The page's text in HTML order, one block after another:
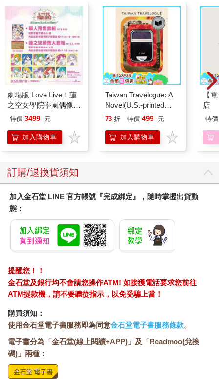
劇場版 Love Live！蓮
之空女學院學園偶像俱
樂部 Bloom Garden
組
特價 3499 元
加入購物車
Taiwan Travelogue: A
Novel(U.S.-printed
edition)
73 折 特價 499 元
加入購物車
【
店
特價
訂購/退換貨須知
加入金石堂 LINE 官方帳號『完成綁定』，隨時掌握出貨動
態：
提醒您！！
金石堂及銀行均不會請您操作ATM! 如接獲電話要求您前往
ATM提款機，請不要聽從指示，以免受騙上當！
購買須知：
使用金石堂電子書服務即為同意金石堂電子書服務條款。
電子書分為「金石堂(線上閱讀+APP)」及「Readmoo(兌換
碼)」兩種：